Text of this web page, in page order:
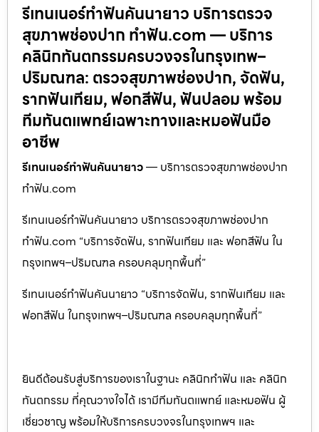
รีเทนเนอร์ทำฟันคันนายาว บริการตรวจ
สุขภาพช่องปาก ทำฟัน.com — บริการ
คลินิกทันตกรรมครบวงจรในกรุงเทพ–
ปริมณฑล: ตรวจสุขภาพช่องปาก, จัดฟัน,
รากฟันเทียม, ฟอกสีฟัน, ฟันปลอม พร้อม
ทีมทันตแพทย์เฉพาะทางและหมอฟันมือ
อาชีพ
รีเทนเนอร์ทำฟันคันนายาว— บริการตรวจสุขภาพช่องปาก
ทำฟัน.com
รีเทนเนอร์ทำฟันคันนายาว บริการตรวจสุขภาพช่องปาก
ทำฟัน.com “บริการจัดฟัน, รากฟันเทียม และ ฟอกสีฟัน ใน
กรุงเทพฯ–ปริมณฑล ครอบคลุมทุกพื้นที่”
รีเทนเนอร์ทำฟันคันนายาว “บริการจัดฟัน, รากฟันเทียม และ
ฟอกสีฟัน ในกรุงเทพฯ–ปริมณฑล ครอบคลุมทุกพื้นที่”
ยินดีต้อนรับสู่บริการของเราในฐานะ คลินิกทำฟัน และ คลินิก
ทันตกรรม ที่คุณวางใจได้ เรามีทีมทันตแพทย์ และหมอฟัน ผู้
เชี่ยวชาญ พร้อมให้บริการครบวงจรในกรุงเทพฯ และ